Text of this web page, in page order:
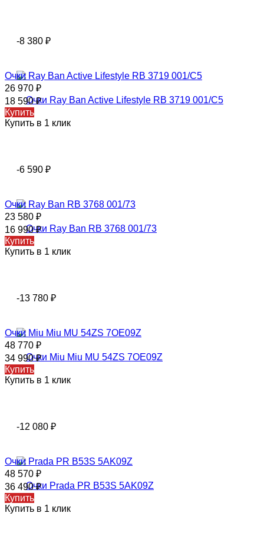
-8 380 ₽
Очки Ray Ban Active Lifestyle RB 3719 001/C5
26 970 ₽
18 590₽
Купить
Купить в 1 клик
-6 590 ₽
Очки Ray Ban RB 3768 001/73
23 580 ₽
16 990₽
Купить
Купить в 1 клик
-13 780 ₽
Очки Miu Miu MU 54ZS 7OE09Z
48 770 ₽
34 990₽
Купить
Купить в 1 клик
-12 080 ₽
Очки Prada PR B53S 5AK09Z
48 570 ₽
36 490₽
Купить
Купить в 1 клик